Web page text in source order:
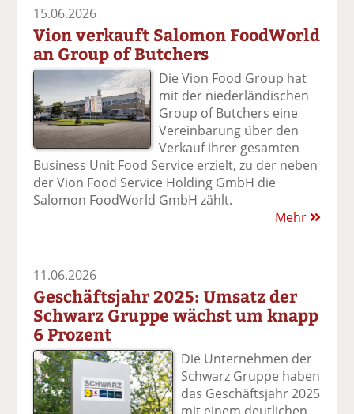
15.06.2026
Vion verkauft Salomon FoodWorld
an Group of Butchers
Die Vion Food Group hat
mit der niederländischen
Group of Butchers eine
Vereinbarung über den
Verkauf ihrer gesamten
Business Unit Food Service erzielt, zu der neben
der Vion Food Service Holding GmbH die
Salomon FoodWorld GmbH zählt.
Mehr
11.06.2026
Geschäftsjahr 2025: Umsatz der
Schwarz Gruppe wächst um knapp
6 Prozent
Die Unternehmen der
Schwarz Gruppe haben
das Geschäftsjahr 2025
mit einem deutlichen